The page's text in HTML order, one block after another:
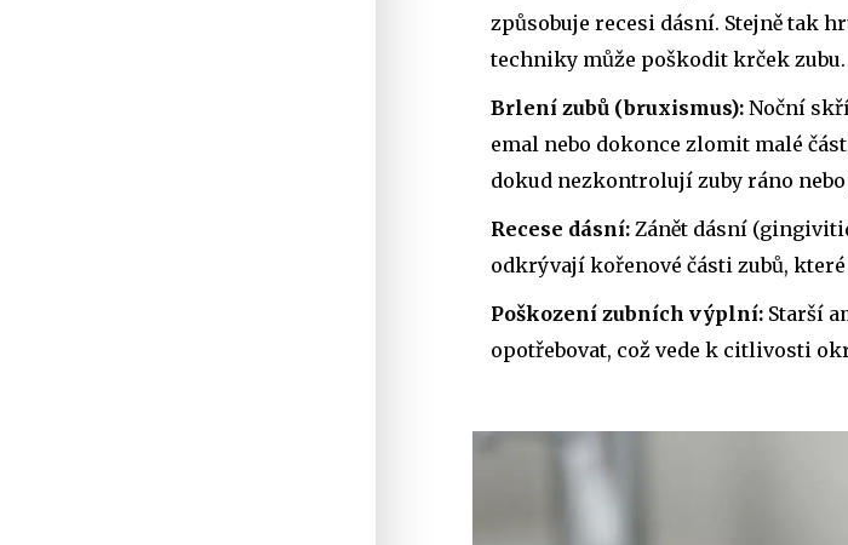
způsobuje recesi dásní. Stejně tak
techniky může poškodit krček zubu.
Brlení zubů (bruxismus): Noční
emal nebo dokonce zlomit malé
dokud nezkontrolují zuby ráno
Recese dásní: Zánět dásní
odkrývají kořenové části zubů,
Poškození zubních výplní: Starší
opotřebovat, což vede k citlivosti